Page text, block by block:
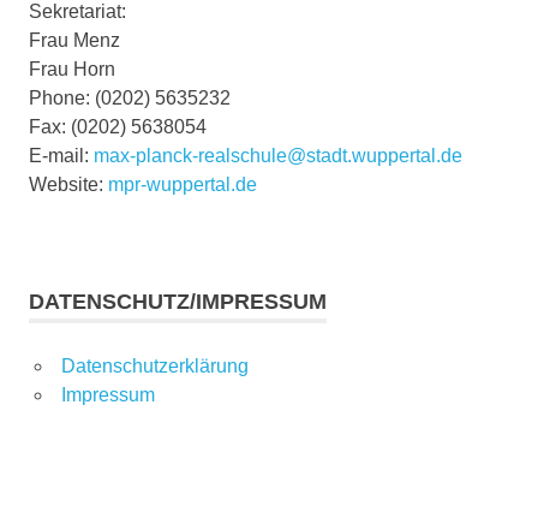
Sekretariat:
Frau Menz
Frau Horn
Phone: (0202) 5635232
Fax: (0202) 5638054
E-mail: max-planck-realschule@stadt.wuppertal.de
Website: mpr-wuppertal.de
DATENSCHUTZ/IMPRESSUM
Datenschutzerklärung
Impressum